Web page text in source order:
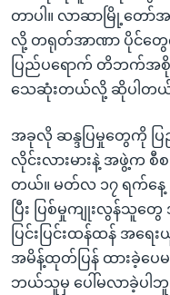
ကျော်
ရန်
တာပါ။ လာဆာမြို့တေ
လို့ တရုတ်အာဏာ ပိုင်တွေက
ပြည်ပရောက် တိဘက်အစို
သေဆုံးတယ်လို့ ဆိုပါတယ်
အခုလို ဆန္ဒပြမှုတွေကို ပ
လိုင်းလားမားနဲ့ အဖွဲ့က စီ
တယ်။ မတ်လ ၁၇ ရက်နေ့
ပြီး ပြစ်မှုကျုးလွန်သူတွ
ပြင်းပြင်းထန်ထန် အ
အမိန့်ထုတ်ပြန် ထားခဲ့ပ
ဘယ်သူမှ ပေါ်မလာခဲ့ပါဘူ